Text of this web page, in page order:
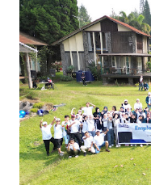
Inovasi Destinasi Wisata
Hills : Menyajikan
Patung Liberty, dll.)
sehari'. Nimo Highland :
dan jembatan kaca
mewah. Hutan Mycelia
dengan instalasi lampu